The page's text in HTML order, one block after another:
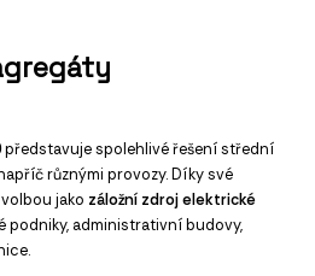
představuje spolehlivé řešení střední
různými provozy. Díky své
jako záložní zdroj elektrické
podniky, administrativní budovy,